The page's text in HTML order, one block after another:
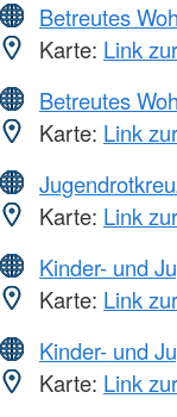
Betreutes
Karte: Link
Betreutes
Karte: Link
Karte: Link
Kinder- und
Karte: Link
Kinder- und
Karte: Link